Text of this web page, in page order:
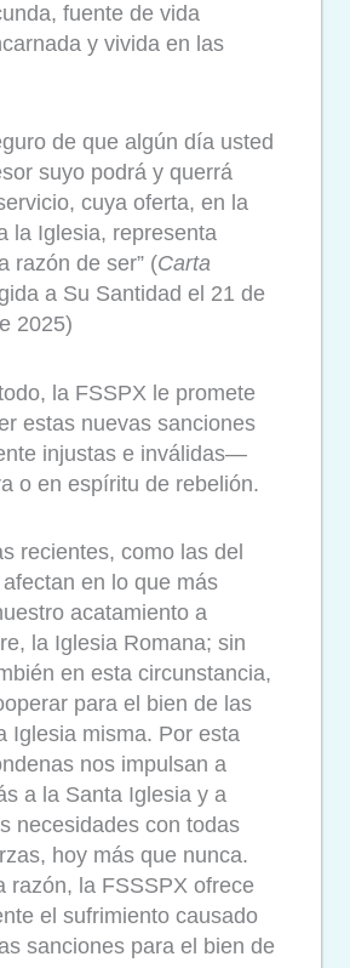
fuente de vida
y vivida en las
de que algún día usted
suyo podrá y querrá
cuya oferta, en la
la Iglesia, representa
razón de ser” (Carta
a Su Santidad el 21 de
2025)
la FSSPX le promete
estas nuevas sanciones
injustas e inválidas—
o en espíritu de rebelión.
recientes, como las del
en lo que más
acatamiento a
la Iglesia Romana; sin
en esta circunstancia,
para el bien de las
Iglesia misma. Por esta
nos impulsan a
a la Santa Iglesia y a
necesidades con todas
hoy más que nunca.
razón, la FSSSPX ofrece
el sufrimiento causado
sanciones para el bien de